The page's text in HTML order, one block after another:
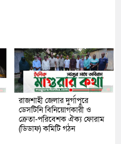
রাজশাহী জেলার দুর্গাপুরে
ডেসটিনি বিনিয়োগকারী ও
ক্রেতা-পরিবেশক ঐক্য ফোরাম
(ডিডাফ) কমিটি গঠন